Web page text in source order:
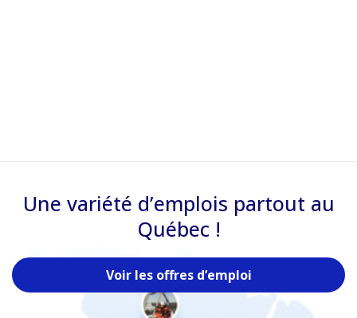
Une variété d’emplois partout au
Québec !
Voir les offres d’emploi